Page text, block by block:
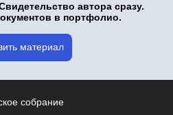
автора сразу.
в портфолио.
материал
собрание